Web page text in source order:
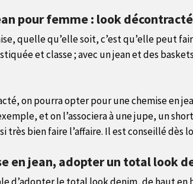
pour femme : look
quelle qu’elle soit, c’est qu’elle peut
et classe ; avec un jean et des
on pourra opter pour une chemise en
et on l’associera à une jupe, un
très bien faire l’affaire. Il est conseillé
en jean, adopter un total look